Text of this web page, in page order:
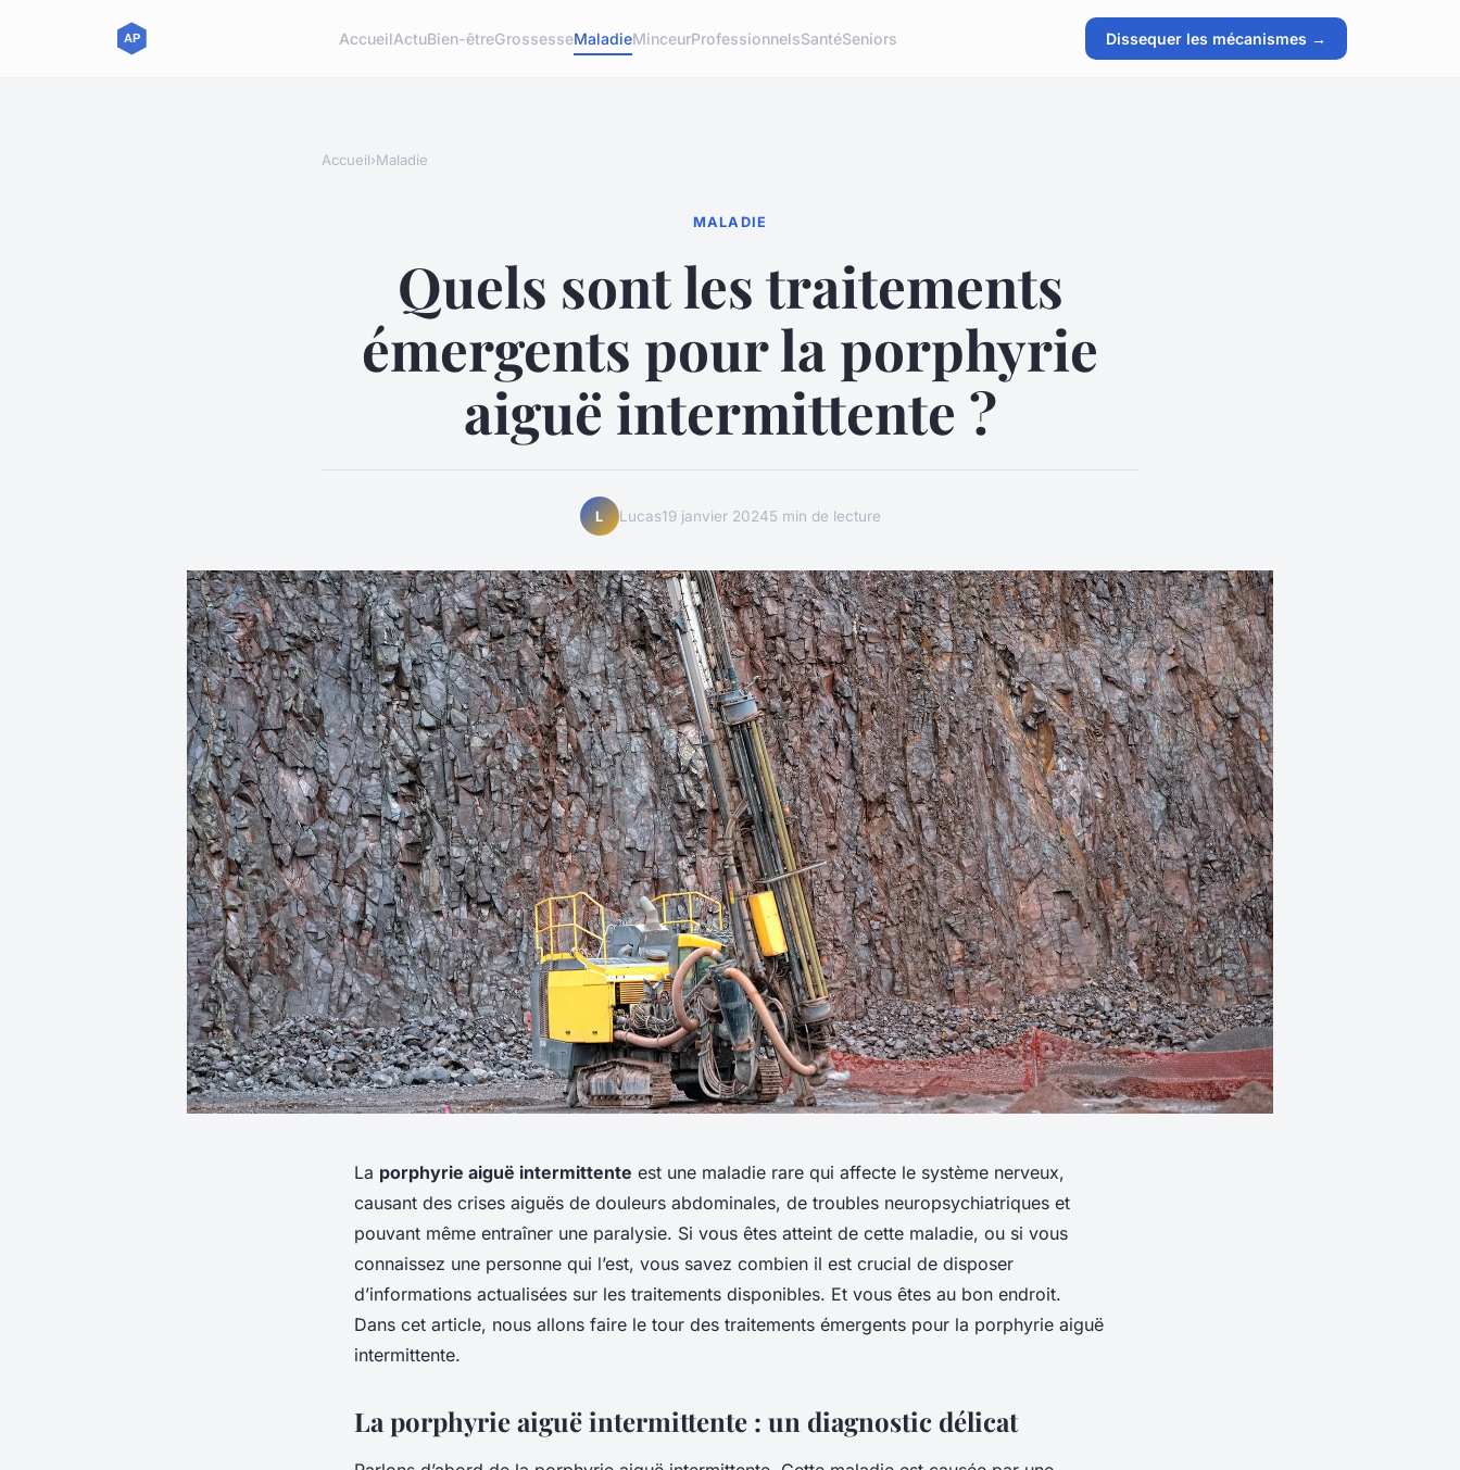
AccueilActuBien-êtreGrossesseMaladieMinceurProfessionnelsSantéSeniors Dissequer les mécanismes →
Accueil›Maladie
MALADIE
Quels sont les traitements
émergents pour la porphyrie
aiguë intermittente ?
L Lucas19 janvier 20245 min de lecture
La porphyrie aiguë intermittente est une maladie rare qui affecte le système nerveux,
causant des crises aiguës de douleurs abdominales, de troubles neuropsychiatriques et
pouvant même entraîner une paralysie. Si vous êtes atteint de cette maladie, ou si vous
connaissez une personne qui l’est, vous savez combien il est crucial de disposer
d’informations actualisées sur les traitements disponibles. Et vous êtes au bon endroit.
Dans cet article, nous allons faire le tour des traitements émergents pour la porphyrie aiguë
intermittente.
La porphyrie aiguë intermittente : un diagnostic délicat